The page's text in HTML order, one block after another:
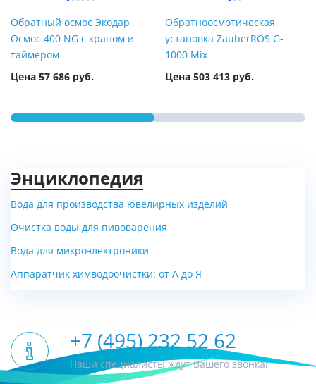
Обратный осмос Экодар
Осмос 400 NG с краном и
таймером
Цена 57 686 руб.
Обратноосмотическая
установка ZauberROS G-
1000 Mix
Цена 503 413 руб.
Энциклопедия
Вода для производства ювелирных изделий
Очистка воды для пивоварения
Вода для микроэлектроники
Аппаратчик химводоочистки: от А до Я
+7 (495) 232 52 62
Наши специалисты ждут Вашего звонка!